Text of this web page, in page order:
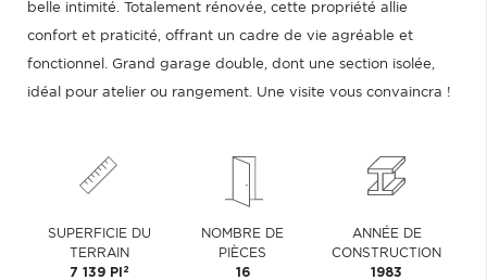
belle intimité. Totalement rénovée, cette propriété allie
confort et praticité, offrant un cadre de vie agréable et
fonctionnel. Grand garage double, dont une section isolée,
idéal pour atelier ou rangement. Une visite vous convaincra !
SUPERFICIE DU
TERRAIN
7 139 PI 2
NOMBRE DE
PIÈCES
16
ANNÉE DE
CONSTRUCTION
1983